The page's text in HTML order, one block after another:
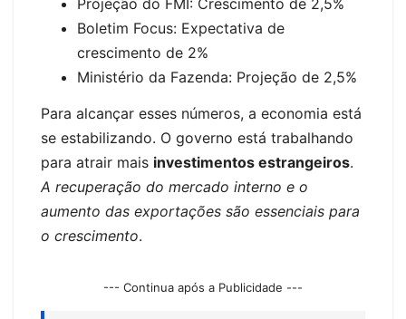
Boletim Focus: Expectativa de
crescimento de 2%
Ministério da Fazenda: Projeção de 2,5%
Para alcançar esses números, a economia está
se estabilizando. O governo está trabalhando
para atrair mais investimentos estrangeiros.
A recuperação do mercado interno e o
aumento das exportações são essenciais para
o crescimento.
--- Continua após a Publicidade ---